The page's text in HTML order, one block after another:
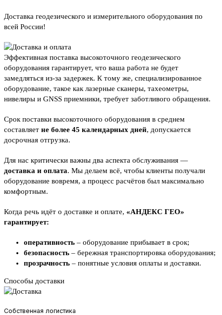
Доставка геодезического и измерительного оборудования по
всей России!
Эффективная поставка высокоточного геодезического
оборудования гарантирует, что ваша работа не будет
замедляться из-за задержек. К тому же, специализированное
оборудование, такое как лазерные сканеры, тахеометры,
нивелиры и GNSS приемники, требует заботливого обращения.
Срок поставки высокоточного оборудования в среднем
составляет не более 45 календарных дней, допускается
досрочная отгрузка.
Для нас критически важны два аспекта обслуживания —
доставка и оплата. Мы делаем всё, чтобы клиенты получали
оборудование вовремя, а процесс расчётов был максимально
комфортным.
Когда речь идёт о доставке и оплате, «АНДЕКС ГЕО»
гарантирует:
оперативность – оборудование прибывает в срок;
безопасность – бережная транспортировка оборудования;
прозрачность – понятные условия оплаты и доставки.
Способы доставки
Собственная логистика